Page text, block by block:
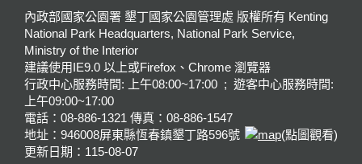
內政部國家公園署 墾丁國家公園管理處 版權所有 Kenting
National Park Headquarters, National Park Service,
Ministry of the Interior
建議使用IE9.0 以上或Firefox、Chrome 瀏覽器
行政中心服務時間: 上午08:00~17:00 ; 遊客中心服務時間:
上午09:00~17:00
電話：08-886-1321 傳真：08-886-1547
地址：946008屏東縣恆春鎮墾丁路596號
(點圖觀看)
更新日期： 115-08-07